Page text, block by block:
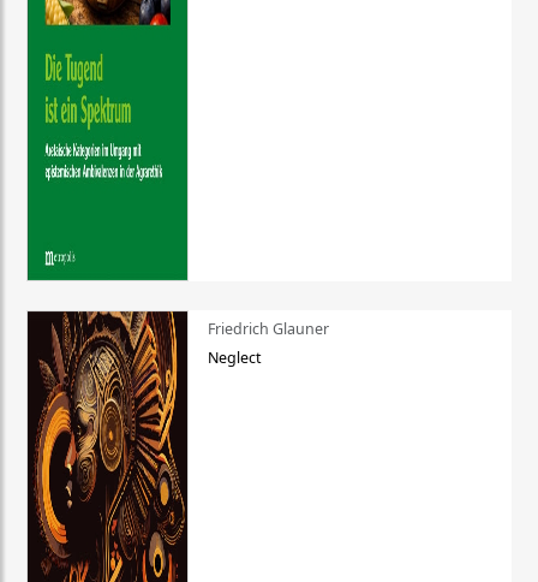
Friedrich Glauner
Neglect